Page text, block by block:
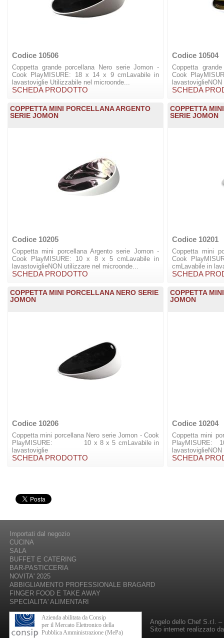
Codice 10506
Coppetta grande porcellana Nero serie Jomon -
Cook PlayMISURE: 18 x 14 x 9 cmLavabile in
lavastoviglie Utilizzabile nel microonde...
SCHEDA PRODOTTO
Codice 10504
Coppetta
Cook
SCHEDA
COPPETTA MINI PORCELLANA ARGENTO
SERIE JOMON
Codice 10205
Coppetta mini porcellana Argento serie Jomon -
Cook PlayMISURE: 10 x 8 x 5 cmLavabile in
lavastoviglieNON utilizzare nel microonde...
SCHEDA PRODOTTO
COPPETTA
SERIE JOMON
Codice 10201
Coppetta mini
Cook
cmLavabile in
SCHEDA
COPPETTA MINI PORCELLANA NERO SERIE
JOMON
Codice 10206
Coppetta mini porcellana Nero serie Jomon - Cook
PlayMISURE: 10 x 8 x 5 cmLavabile in
lavastoviglie
SCHEDA PRODOTTO
COPPETTA
JOMON
Codice 10204
Coppetta mini
SCHEDA
Importati dal negozio
CUCINA
SALA
BUFFET E CATERING
BAR-PASTICCERIA
NOVITA' 2025
ABBIGLIAMENTO PROFESSIONALE BRAGARD
FINGER FOOD E TAKE AWAY
SPECIALITA' ALIMENTARI
Azienda abilitata da Consip
per il Mercato Elettronico della
Pubblica Amministrazione (MePa)
Angelo dello Chef S.r.l. –
Sito internet realizzato